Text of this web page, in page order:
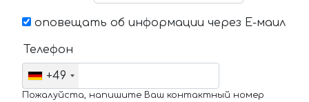
оповещать об информации через Е-маил
Телефон
+49
Пожалуйста, напишите Ваш контактный номер